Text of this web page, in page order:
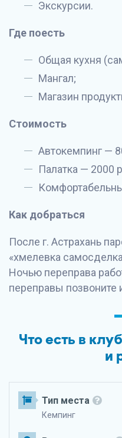
Экскурсии.
Где поесть
Общая кухня
Мангал;
Магазин
Стоимость
Автокемпинг —
Палатка — 2000
Как добраться
После г. Астрахань
«хмелевка
Ночью переправа
переправы позвоните
Что есть в
и
Тип места
Кемпинг